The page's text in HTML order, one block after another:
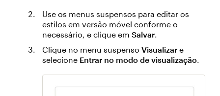
Use os menus suspensos para editar os
estilos em versão móvel conforme o
necessário, e clique em Salvar.
Clique no menu suspenso Visualizar e
selecione Entrar no modo de visualização.